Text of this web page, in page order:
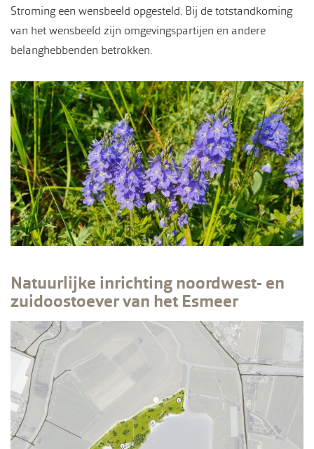
Stroming een wensbeeld opgesteld. Bij de totstandkoming
van het wensbeeld zijn omgevingspartijen en andere
belanghebbenden betrokken.
Natuurlijke inrichting noordwest- en
zuidoostoever van het Esmeer